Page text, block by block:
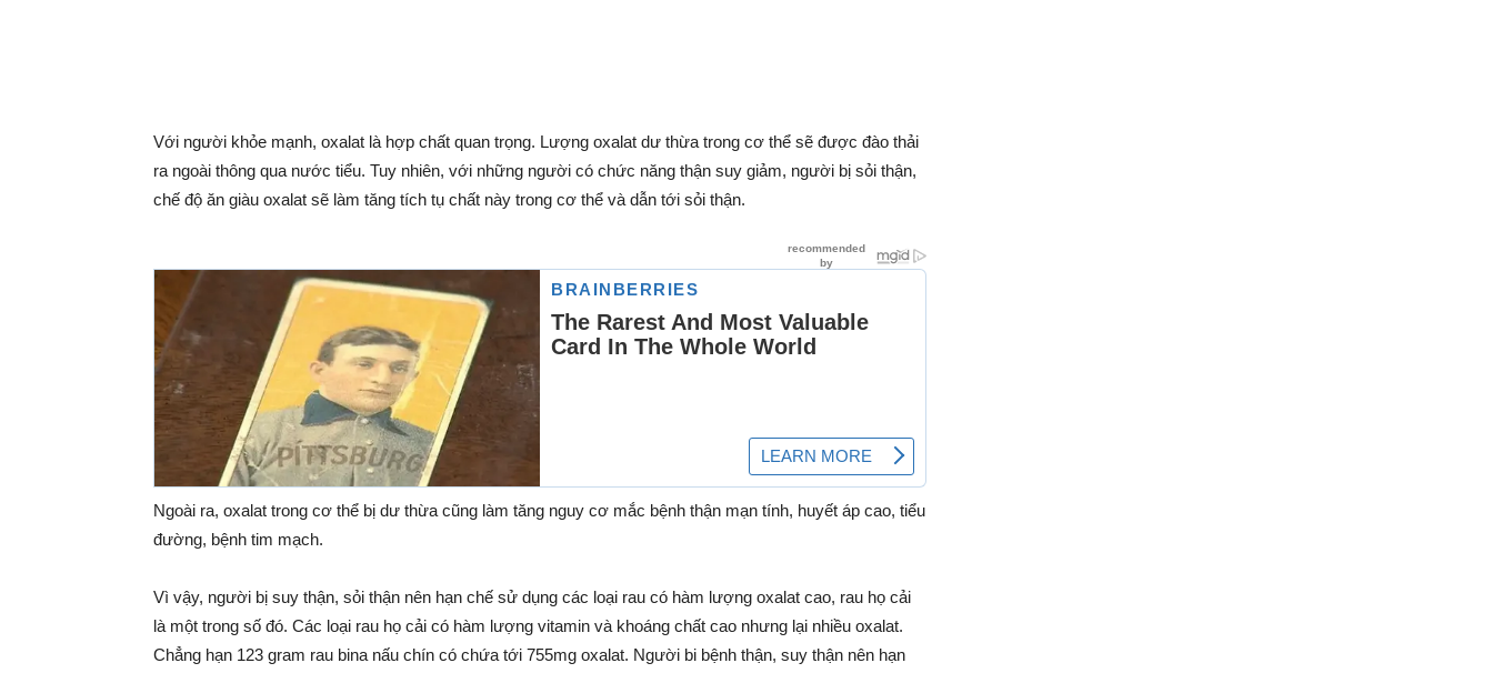
Với người khỏe mạnh, oxalat là hợp chất quan trọng. Lượng oxalat dư thừa trong cơ thể sẽ được đào thải
ra ngoài thông qua nước tiểu. Tuy nhiên, với những người có chức năng thận suy giảm, người bị sỏi thận,
chế độ ăn giàu oxalat sẽ làm tăng tích tụ chất này trong cơ thể và dẫn tới sỏi thận.
Ngoài ra, oxalat trong cơ thể bị dư thừa cũng làm tăng nguy cơ mắc bệnh thận mạn tính, huyết áp cao, tiểu
đường, bệnh tim mạch.
Vì vậy, người bị suy thận, sỏi thận nên hạn chế sử dụng các loại rau có hàm lượng oxalat cao, rau họ cải
là một trong số đó. Các loại rau họ cải có hàm lượng vitamin và khoáng chất cao nhưng lại nhiều oxalat.
Chẳng hạn 123 gram rau bina nấu chín có chứa tới 755mg oxalat. Người bi bệnh thận, suy thận nên hạn